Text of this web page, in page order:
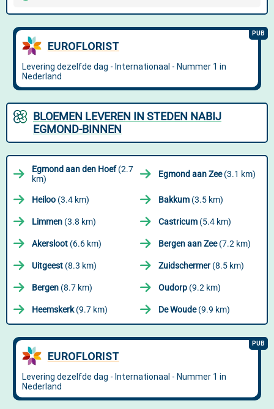
BLOEMEN LEVEREN IN STEDEN NABIJ
EGMOND-BINNEN
Egmond aan den Hoef(2.7
km)
Egmond aan Zee(3.1 km)
Heiloo (3.4 km) Bakkum (3.5 km)
Limmen (3.8 km) Castricum (5.4 km)
Akersloot (6.6 km) Bergen aan Zee(7.2 km)
Uitgeest (8.3 km) Zuidschermer(8.5 km)
Bergen (8.7 km) Oudorp (9.2 km)
Heemskerk(9.7 km) De Woude(9.9 km)